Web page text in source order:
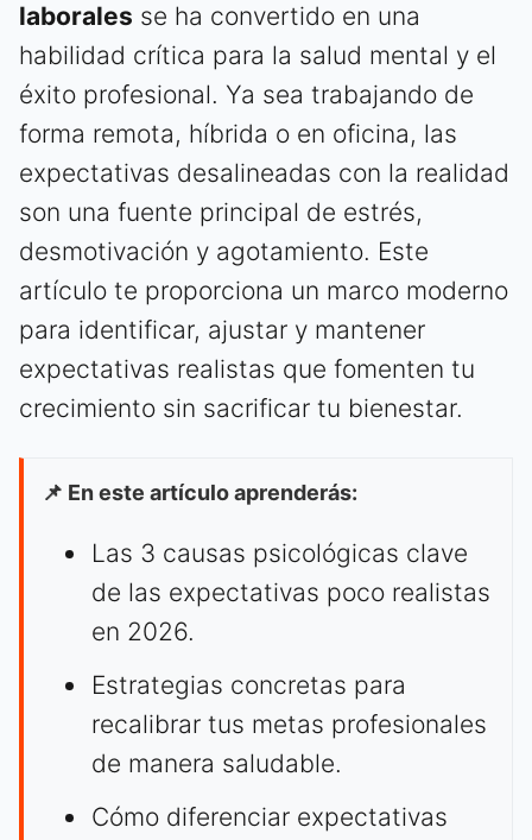
laborales se ha convertido en una
habilidad crítica para la salud mental y el
éxito profesional. Ya sea trabajando de
forma remota, híbrida o en oficina, las
expectativas desalineadas con la realidad
son una fuente principal de estrés,
desmotivación y agotamiento. Este
artículo te proporciona un marco moderno
para identificar, ajustar y mantener
expectativas realistas que fomenten tu
crecimiento sin sacrificar tu bienestar.
📌 En este artículo aprenderás:
Las 3 causas psicológicas clave
de las expectativas poco realistas
en 2026.
Estrategias concretas para
recalibrar tus metas profesionales
de manera saludable.
Cómo diferenciar expectativas